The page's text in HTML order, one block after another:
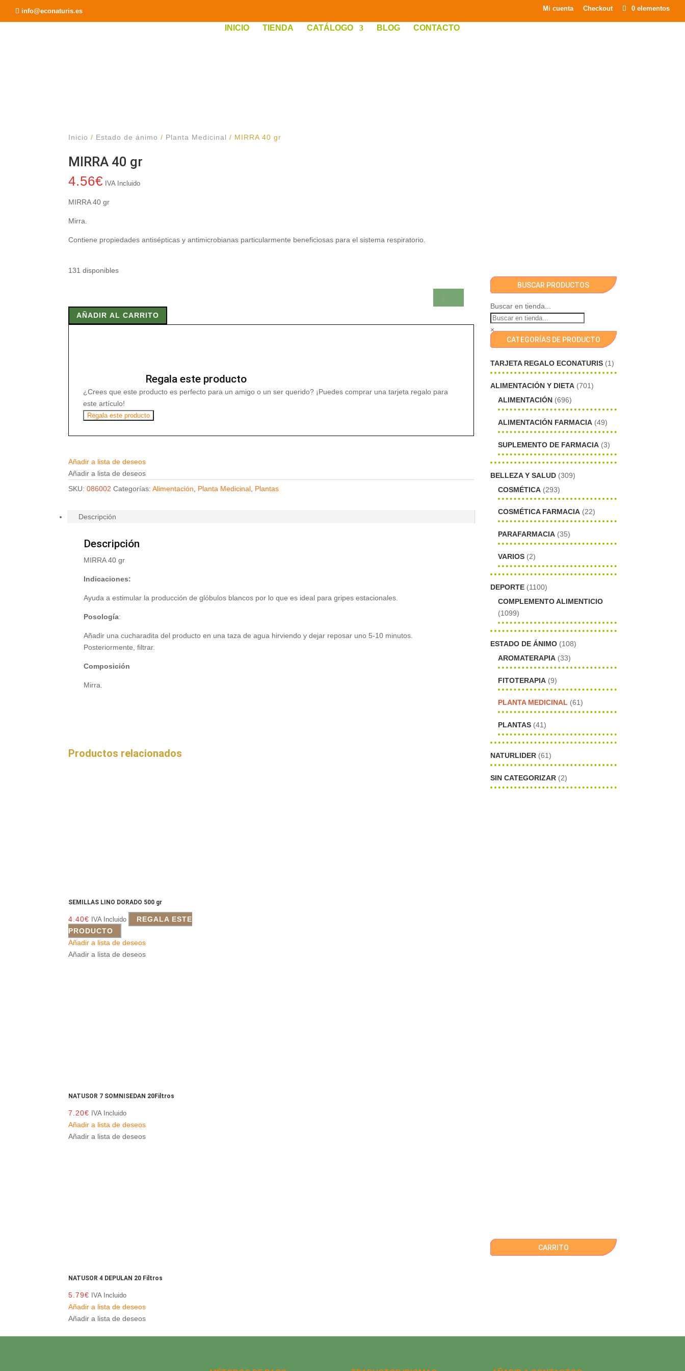
info@econaturis.es Mi cuenta Checkout 0 elementos
INICIO TIENDA CATÁLOGO BLOG CONTACTO
Inicio / Estado de ánimo / Planta Medicinal / MIRRA 40 gr
MIRRA 40 gr
4.56€ IVA Incluido
MIRRA 40 gr
Mirra.
Contiene propiedades antisépticas y antimicrobianas particularmente beneficiosas para el sistema respiratorio.
131 disponibles
40
AÑADIR AL CARRITO
Regala este producto
¿Crees que este producto es perfecto para un amigo o un ser querido? ¡Puedes comprar una tarjeta regalo para
este artículo!
Regala este producto
Añadir a lista de deseos
Añadir a lista de deseos
SKU:086002 Categorías:Alimentación, Planta Medicinal, Plantas
Descripción
Descripción
MIRRA 40 gr
Indicaciones:
Ayuda a estimular la producción de glóbulos blancos por lo que es ideal para gripes estacionales.
Posología:
Añadir una cucharadita del producto en una taza de agua hirviendo y dejar reposar uno 5-10 minutos.
Posteriormente, filtrar.
Composición
Mirra.
Productos relacionados
SEMILLAS LINO DORADO 500 gr
4.40€ IVA Incluido
REGALA ESTE
PRODUCTO
Añadir a lista de deseos
Añadir a lista de deseos
NATUSOR 7 SOMNISEDAN 20Filtros
7.20€ IVA Incluido
Añadir a lista de deseos
Añadir a lista de deseos
NATUSOR 4 DEPULAN 20 Filtros
5.79€ IVA Incluido
Añadir a lista de deseos
Añadir a lista de deseos
BUSCAR PRODUCTOS
Buscar en tienda...
×
CATEGORÍAS DE PRODUCTO
TARJETA REGALO ECONATURIS (1)
ALIMENTACIÓN Y DIETA (701)
ALIMENTACIÓN (696)
ALIMENTACIÓN FARMACIA (49)
SUPLEMENTO DE FARMACIA (3)
BELLEZA Y SALUD (309)
COSMÉTICA (293)
COSMÉTICA FARMACIA (22)
PARAFARMACIA (35)
VARIOS (2)
DEPORTE (1100)
COMPLEMENTO ALIMENTICIO
(1099)
ESTADO DE ÁNIMO (108)
AROMATERAPIA (33)
FITOTERAPIA (9)
PLANTA MEDICINAL (61)
PLANTAS (41)
NATURLIDER (61)
SIN CATEGORIZAR (2)
CARRITO